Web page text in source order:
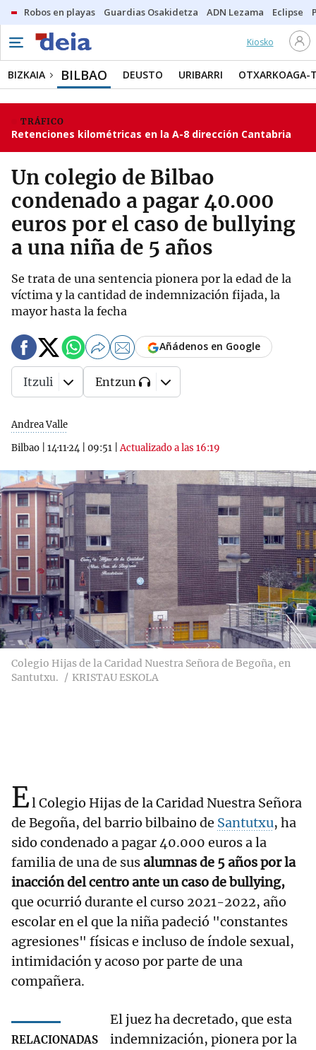
Robos en playas Guardias Osakidetza ADN Lezama Eclipse
Kiosko
BIZKAIA BILBAO DEUSTO URIBARRI OTXARKOAGA-
TRÁFICO
Retenciones kilométricas en la A-8 dirección Cantabria
Un colegio de Bilbao
condenado a pagar 40.000
euros por el caso de bullying
a una niña de 5 años
Se trata de una sentencia pionera por la edad de la
víctima y la cantidad de indemnización fijada, la
mayor hasta la fecha
Andrea Valle
Bilbao
14·11·24 09:51 |Actualizado a las 16:19
Añádenos en Google
Itzuli Entzun
Colegio Hijas de la Caridad Nuestra Señora de Begoña, en
Santutxu.
KRISTAU ESKOLA
El Colegio Hijas de la Caridad Nuestra Señora
de Begoña, del barrio bilbaino de Santutxu, ha
sido condenado a pagar 40.000 euros a la
familia de una de susalumnas de 5 años por la
inacción del centro ante un caso de bullying,
que ocurrió durante el curso 2021-2022, año
escolar en el que la niña padeció "constantes
agresiones" físicas e incluso de índole sexual,
intimidación y acoso por parte de una
compañera.
RELACIONADAS
El juez ha decretado, que esta
indemnización, pionera por la